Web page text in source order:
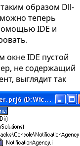
образом Dll-
теперь
IDE и
окне IDE пустой
не содержащий
выглядит так